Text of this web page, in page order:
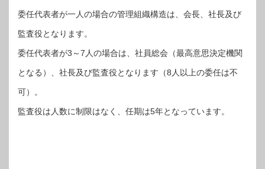
委任代表者が一人の場合の管理組織構造は、会長、社長及び
監査役となります。
委任代表者が3～7人の場合は、社員総会（最高意思決定機関
となる）、社長及び監査役となります（8人以上の委任は不
可）。
監査役は人数に制限はなく、任期は5年となっています。